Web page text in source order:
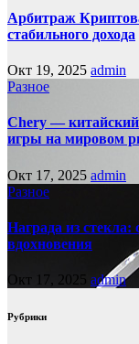
Арбитраж
стабильного дохода
Окт 19, 2025 admin
Разное
Chery — китайский
игры на мировом
Окт 17, 2025 admin
Разное
Награда из стекла:
вдохновения
Окт 17, 2025 admin
Рубрики